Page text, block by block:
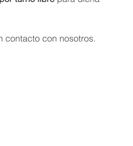
contacto con nosotros.